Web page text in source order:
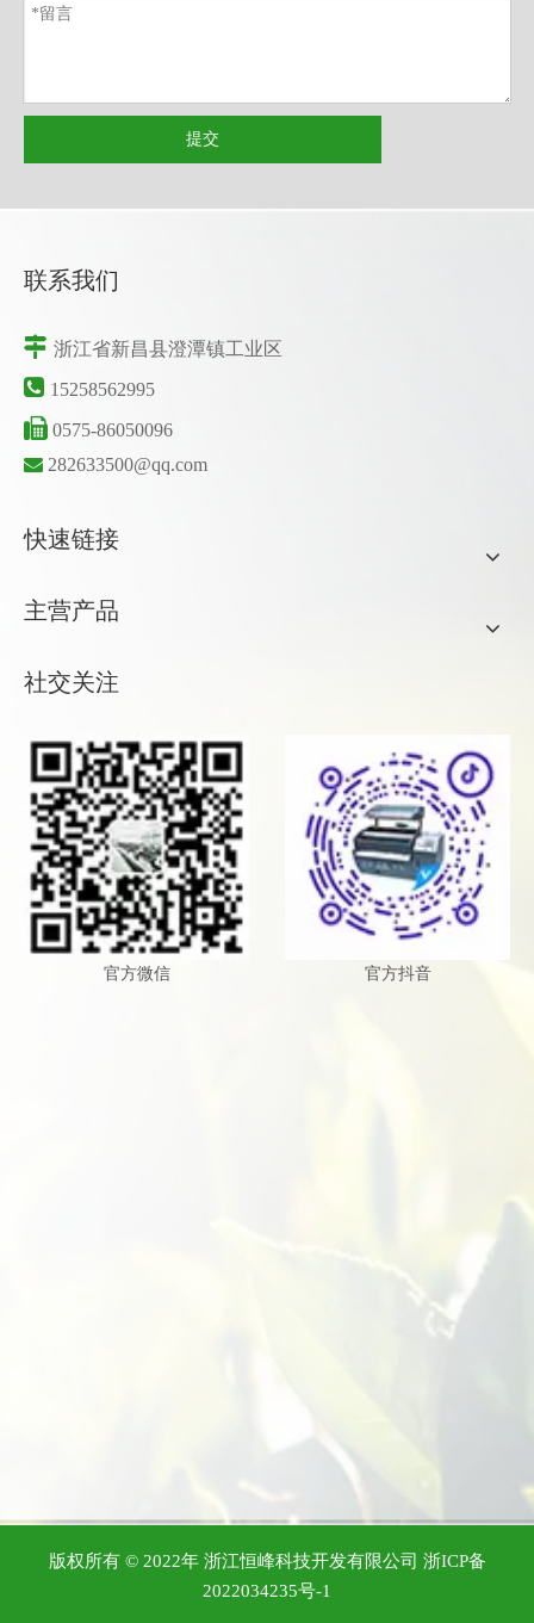
提交
联系我们
 浙江省新昌县澄潭镇工业区
 15258562995
 0575-86050096
 282633500@qq.com
快速链接
主营产品
社交关注
官方微信 官方抖音
版权所有 © 2022年 浙江恒峰科技开发有限公司 浙ICP备
2022034235号-1